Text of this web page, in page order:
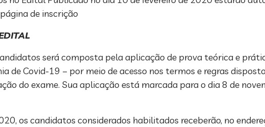
de inscrição
será composta pela aplicação de prova teórica e
de Covid-19 – por meio de acesso nos termos e regras
do exame. Sua aplicação está marcada para o dia 8 de
os candidatos considerados habilitados receberão, no